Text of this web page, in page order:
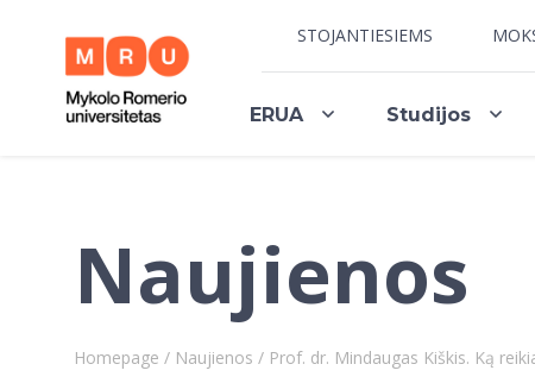
STOJANTIESIEMS
ERUA Studijos
Naujienos
Homepage / Naujienos / Prof. dr. Mindaugas Kiškis. Ką